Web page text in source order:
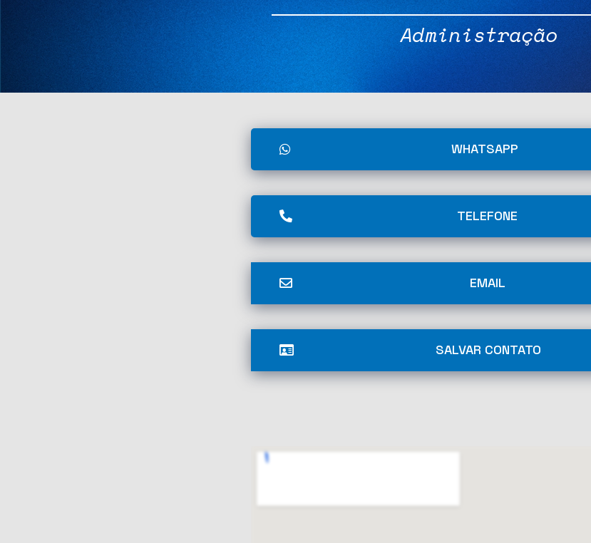
Administração
WHATSAPP
TELEFONE
EMAIL
SALVAR CONTATO